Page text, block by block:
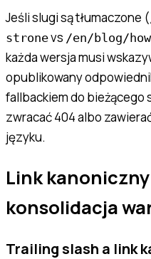
Jeśli slugi są tłumaczone (
stronevs /en/blog/
każda wersja musi
opublikowany
fallbackiem do bieżącego
zwracać 404 albo
języku.
Link
konsolidacja
Trailing slash a link